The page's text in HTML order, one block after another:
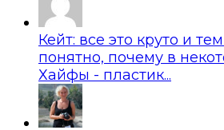
Кейт: все это круто и
понятно, почему в
Хайфы - пластик...